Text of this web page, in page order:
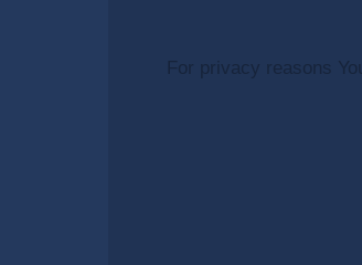
For privacy reasons